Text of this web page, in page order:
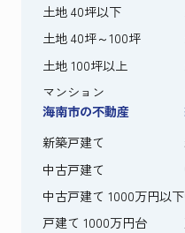
土地 40坪以下
土地 40坪～100坪
土地 100坪以上
マンション
海南市の不動産
新築戸建て
中古戸建て
中古戸建て 1000万円以下
戸建て 1000万円台